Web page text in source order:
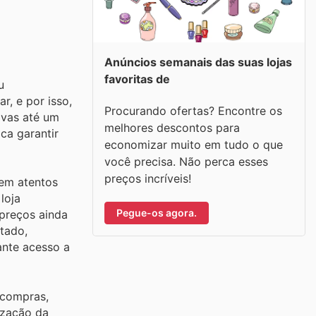
e por isso,
até um
garantir
atentos
ainda
acesso a
da
Anúncios semanais das suas lojas
favoritas de
Procurando ofertas? Encontre os
melhores descontos para
economizar muito em tudo o que
você precisa. Não perca esses
preços incríveis!
Pegue-os agora.